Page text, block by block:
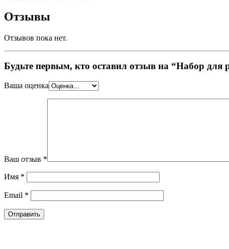
Отзывы
Отзывов пока нет.
Будьте первым, кто оставил отзыв на “Набор
Ваша оценка
Ваш отзыв *
Имя *
Email *